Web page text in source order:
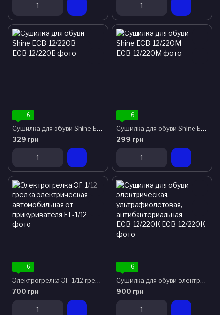
6
Сушилка для обуви Shine ЕСВ-12/220В
329 грн
6
Сушилка для обуви Shine ЕСВ-12/220М
299 грн
6
Электрогрелка ЭГ-1/12 грелка электрическая автомобильная от прикуривателя
700 грн
6
Сушилка для обуви электрическая, ультрафиолетовая, антибактериальная ЕСВ-12/220К
900 грн